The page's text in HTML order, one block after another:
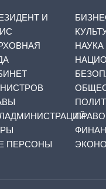
И
ПЕРСОНЫ
НАУКА
ПРАВО